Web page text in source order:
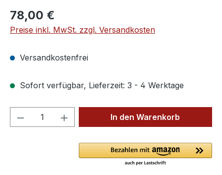
Regulärer Preis:
78,00 €
Preise inkl. MwSt. zzgl. Versandkosten
Versandkostenfrei
Sofort verfügbar, Lieferzeit: 3 - 4 Werktage
Produkt Anzahl: Gib denIn den Warenkorb